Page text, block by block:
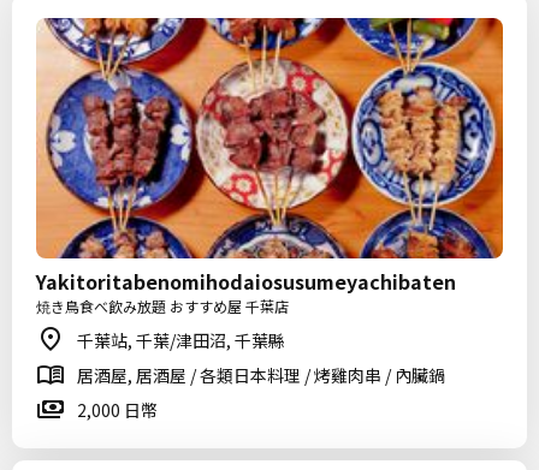
Yakitoritabenomihodaiosusumeyachibaten
焼き鳥食べ飲み放題 おすすめ屋 千葉店
千葉站, 千葉/津田沼, 千葉縣
居酒屋, 居酒屋 / 各類日本料理 / 烤雞肉串 / 內臟鍋
2,000 日幣